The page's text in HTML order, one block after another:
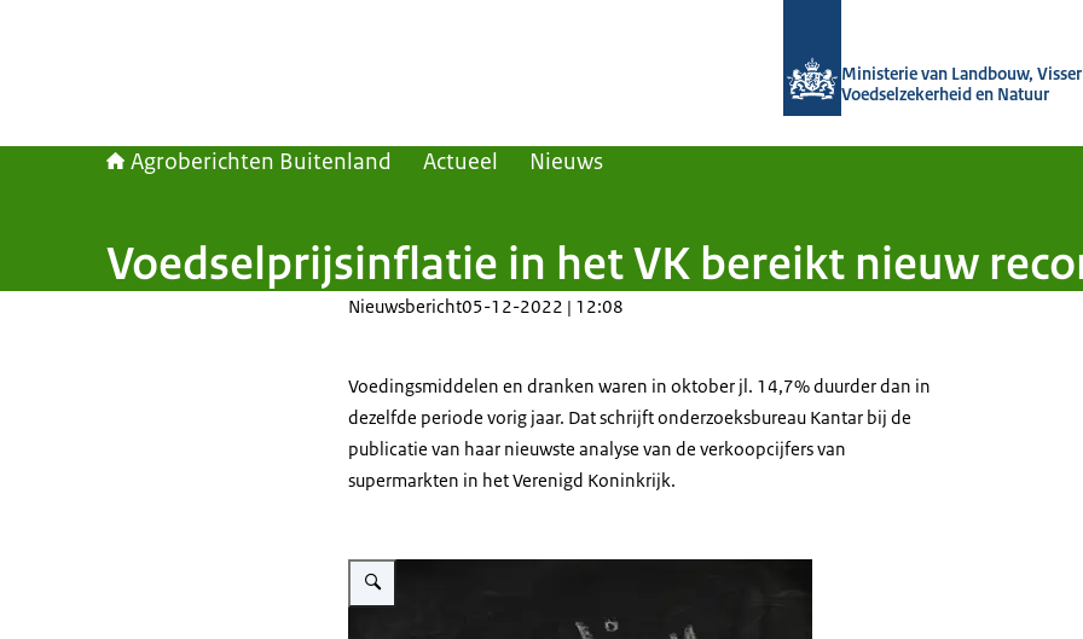
Ministerie van Landbouw,
Voedselzekerheid en Natuur
Agroberichten Buitenland Actueel Nieuws
Voedselprijsinflatie in het VK bereikt nieuw
Nieuwsbericht05-12-2022 | 12:08
Voedingsmiddelen en dranken waren in oktober jl. 14,7% duurder dan in
dezelfde periode vorig jaar. Dat schrijft onderzoeksbureau Kantar bij de
publicatie van haar nieuwste analyse van de verkoopcijfers van
supermarkten in het Verenigd Koninkrijk.
Vergroot afbeelding Inflation written on a blackboard